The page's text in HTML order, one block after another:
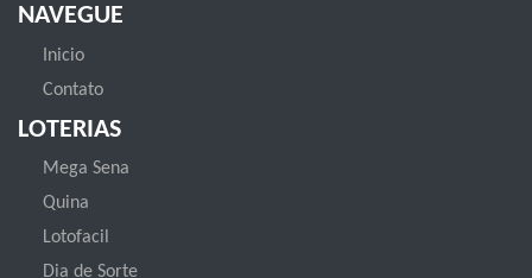
NAVEGUE
Inicio
Contato
LOTERIAS
Mega Sena
Quina
Lotofacil
Dia de Sorte